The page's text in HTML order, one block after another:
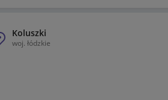
Koluszki
woj. łódzkie